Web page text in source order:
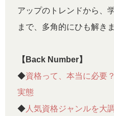
アップのトレンドから、
まで、多角的にひも解きま
【Back Number】
◆資格って、本当に必要
実態
◆ 人気資格ジャンルを大